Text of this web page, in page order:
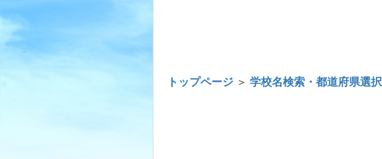
トップページ ＞ 学校名検索・都道府県選択